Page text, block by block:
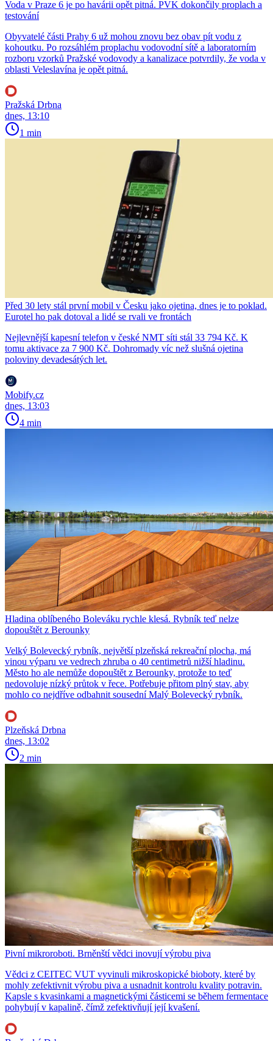
Voda v Praze 6 je po havárii opět pitná. PVK dokončily proplach a
testování
Obyvatelé části Prahy 6 už mohou znovu bez obav pít vodu z
kohoutku. Po rozsáhlém proplachu vodovodní sítě a laboratorním
rozboru vzorků Pražské vodovody a kanalizace potvrdily, že voda v
oblasti Veleslavína je opět pitná.
Pražská Drbna
dnes, 13:10
1 min
Před 30 lety stál první mobil v Česku jako ojetina, dnes je to poklad.
Eurotel ho pak dotoval a lidé se rvali ve frontách
Nejlevnější kapesní telefon v české NMT síti stál 33 794 Kč. K
tomu aktivace za 7 900 Kč. Dohromady víc než slušná ojetina
poloviny devadesátých let.
Mobify.cz
dnes, 13:03
4 min
Hladina oblíbeného Boleváku rychle klesá. Rybník teď nelze
dopouštět z Berounky
Velký Bolevecký rybník, největší plzeňská rekreační plocha, má
vinou výparu ve vedrech zhruba o 40 centimetrů nižší hladinu.
Město ho ale nemůže dopouštět z Berounky, protože to teď
nedovoluje nízký průtok v řece. Potřebuje přitom plný stav, aby
mohlo co nejdříve odbahnit sousední Malý Bolevecký rybník.
Plzeňská Drbna
dnes, 13:02
2 min
Pivní mikroroboti. Brněnští vědci inovují výrobu piva
Vědci z CEITEC VUT vyvinuli mikroskopické bioboty, které by
mohly zefektivnit výrobu piva a usnadnit kontrolu kvality potravin.
Kapsle s kvasinkami a magnetickými částicemi se během fermentace
pohybují v kapalině, čímž zefektivňují její kvašení.